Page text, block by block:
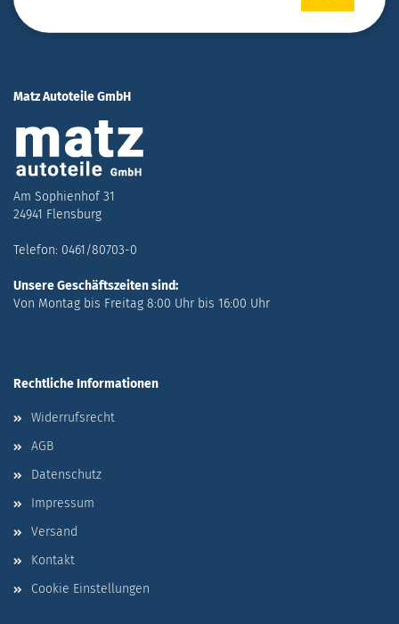
Matz Autoteile GmbH
Am Sophienhof 31
24941 Flensburg
Telefon: 0461/80703-0
Unsere Geschäftszeiten sind:
Von Montag bis Freitag 8:00 Uhr bis 16:00 Uhr
Rechtliche Informationen
Widerrufsrecht
AGB
Datenschutz
Impressum
Versand
Kontakt
Cookie Einstellungen